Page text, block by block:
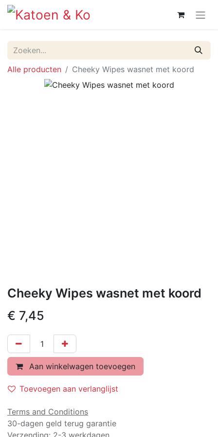
Alle producten Cheeky Wipes wasnet met koord
Cheeky Wipes wasnet met koord
€ 7,45
Aan winkelwagen toevoegen
Toevoegen aan verlanglijst
Terms and Conditions
30-dagen geld terug garantie
Verzending: 2-3 werkdagen